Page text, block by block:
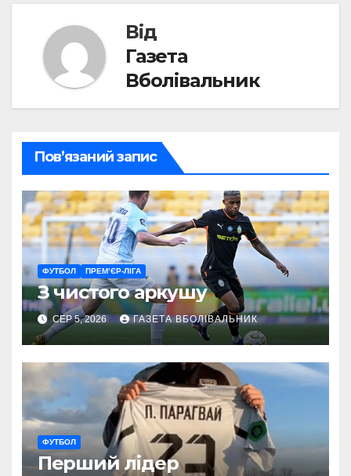
Від
Газета
Вболівальник
Пов’язаний запис
ФУТБОЛ ПРЕМ’ЄР-ЛІГА
З чистого аркушу
СЕР 5, 2026 ГАЗЕТА ВБОЛІВАЛЬНИК
ФУТБОЛ
Перший лідер